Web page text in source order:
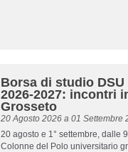
Borsa di studio DSU
2026-2027: incontri
Grosseto
20 Agosto 2026 a 01 Settembre
20 agosto e 1° settembre, dalle
Colonne del Polo universitario